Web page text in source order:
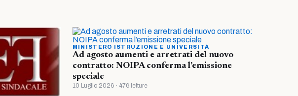
MINISTERO ISTRUZIONE E UNIVERSITÀ
Ad agosto aumenti e arretrati del nuovo
contratto: NOIPA conferma l’emissione
speciale
10 Luglio 2026 · 476 letture